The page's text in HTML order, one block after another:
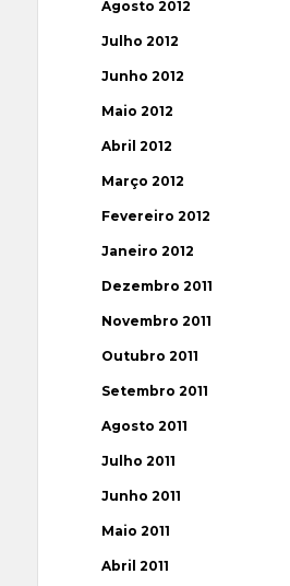
Agosto 2012
Julho 2012
Junho 2012
Maio 2012
Abril 2012
Março 2012
Fevereiro 2012
Janeiro 2012
Dezembro 2011
Novembro 2011
Outubro 2011
Setembro 2011
Agosto 2011
Julho 2011
Junho 2011
Maio 2011
Abril 2011